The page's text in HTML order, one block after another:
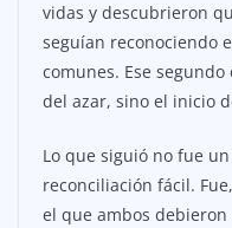
vidas y descubrieron
seguían reconociendo
comunes. Ese
del azar, sino el inicio
Lo que siguió no fue
reconciliación fácil.
el que ambos